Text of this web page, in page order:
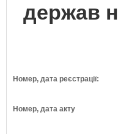
держав
Номер, дата реєстрації:
Номер, дата акту